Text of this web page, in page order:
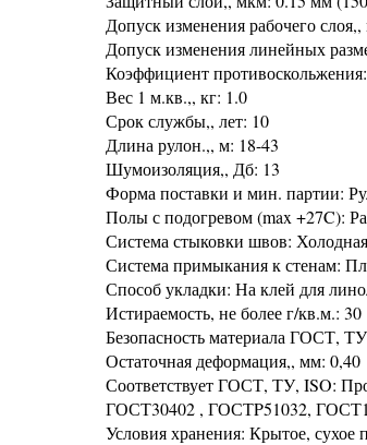
Допуск изменения рабочего
Допуск изменения линейных
Коэффициент
Вес 1 м.кв.,, кг: 1.0
Срок службы,, лет: 10
Длина рулон.,, м: 18-43
Шумоизоляция,, Дб: 13
Форма поставки и мин. партии:
Полы с подогревом (max +27C):
Система стыковки швов:
Система примыкания к стенам:
Способ укладки: На клей для
Истираемость, не более г/кв.м.: 30
Безопасность материала ГОСТ,
Остаточная деформация,, мм: 0,40
Соответствует ГОСТ, ТУ, ISO:
ГОСТ30402 , ГОСТP51032,
Условия хранения: Крытое, сухое